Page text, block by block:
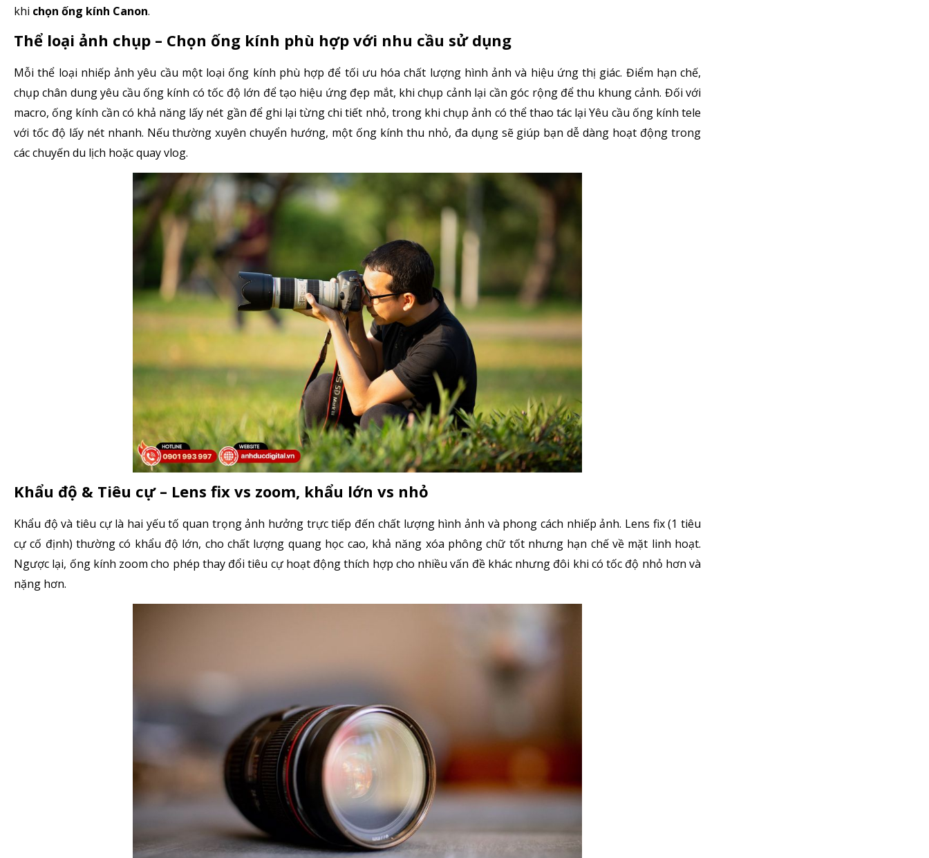
khi chọn ống kính Canon.
Thể loại ảnh chụp – Chọn ống kính phù hợp với nhu cầu sử dụng
Mỗi thể loại nhiếp ảnh yêu cầu một loại ống kính phù hợp để tối ưu hóa chất lượng hình ảnh và hiệu ứng thị giác. Điểm hạn chế,
chụp chân dung yêu cầu ống kính có tốc độ lớn để tạo hiệu ứng đẹp mắt, khi chụp cảnh lại cần góc rộng để thu khung cảnh. Đối với
macro, ống kính cần có khả năng lấy nét gần để ghi lại từng chi tiết nhỏ, trong khi chụp ảnh có thể thao tác lại Yêu cầu ống kính tele
với tốc độ lấy nét nhanh. Nếu thường xuyên chuyển hướng, một ống kính thu nhỏ, đa dụng sẽ giúp bạn dễ dàng hoạt động trong
các chuyến du lịch hoặc quay vlog.
Khẩu độ & Tiêu cự – Lens fix vs zoom, khẩu lớn vs nhỏ
Khẩu độ và tiêu cự là hai yếu tố quan trọng ảnh hưởng trực tiếp đến chất lượng hình ảnh và phong cách nhiếp ảnh. Lens fix (1 tiêu
cự cố định) thường có khẩu độ lớn, cho chất lượng quang học cao, khả năng xóa phông chữ tốt nhưng hạn chế về mặt linh hoạt.
Ngược lại, ống kính zoom cho phép thay đổi tiêu cự hoạt động thích hợp cho nhiều vấn đề khác nhưng đôi khi có tốc độ nhỏ hơn và
nặng hơn.